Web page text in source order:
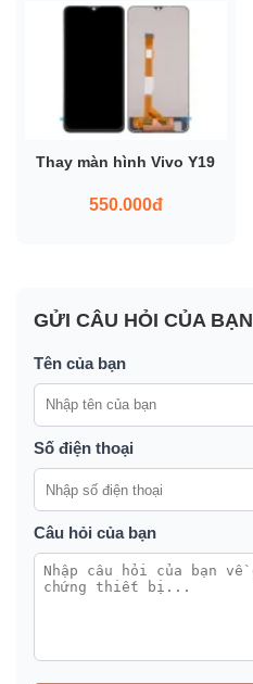
Thay màn hình Vivo Y19
550.000đ
GỬI CÂU HỎI CỦA BẠN
Tên của bạn
Số điện thoại
Câu hỏi của bạn